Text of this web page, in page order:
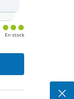
En stock